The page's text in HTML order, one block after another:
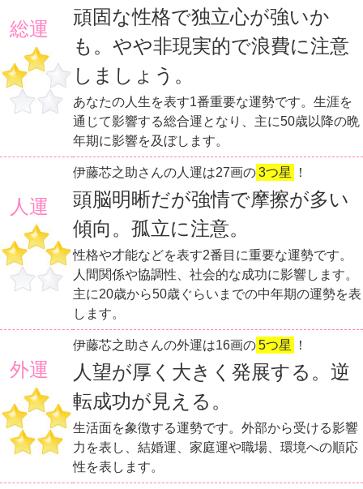
総運
頑固な性格で独立心が強いか
も。やや非現実的で浪費に注意
しましょう。
あなたの人生を表す1番重要な運勢です。生涯を
通じて影響する総合運となり、主に50歳以降の晩
年期に影響を及ぼします。
人運
伊藤芯之助さんの人運は27画の3つ星 ！
頭脳明晰だが強情で摩擦が多い
傾向。孤立に注意。
性格や才能などを表す2番目に重要な運勢です。
人間関係や協調性、社会的な成功に影響します。
主に20歳から50歳ぐらいまでの中年期の運勢を表
します。
外運
伊藤芯之助さんの外運は16画の5つ星 ！
人望が厚く大きく発展する。逆
転成功が見える。
生活面を象徴する運勢です。外部から受ける影響
力を表し、結婚運、家庭運や職場、環境への順応
性を表します。